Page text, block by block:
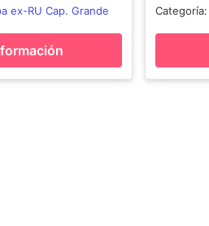
ex-RU Cap. Grande
Categoría: